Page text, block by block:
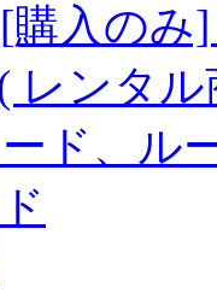
購入のみ
レンタ
ド、ル